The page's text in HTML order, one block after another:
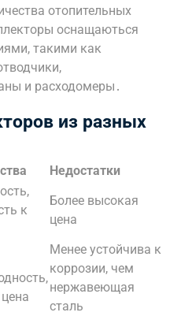
отопительных
оснащаються
такими как
и расходомеры․
из разных
Недостатки
к
Более высокая
цена
Менее устойчива к
коррозии, чем
нержавеющая
сталь